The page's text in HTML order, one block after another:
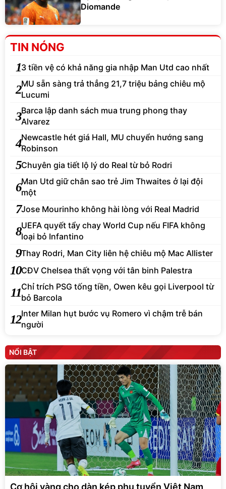
Diomande
TIN NÓNG
13 tiền vệ có khả năng gia nhập Man Utd cao nhất
2MU sẵn sàng trả thẳng 21,7 triệu bảng chiêu mộ
Lucumi
3Barca lập danh sách mua trung phong thay
Alvarez
4Newcastle hét giá Hall, MU chuyển hướng sang
Robinson
5Chuyên gia tiết lộ lý do Real từ bỏ Rodri
6Man Utd giữ chân sao trẻ Jim Thwaites ở lại đội
một
7Jose Mourinho không hài lòng với Real Madrid
8UEFA quyết tẩy chay World Cup nếu FIFA không
loại bỏ Infantino
9Thay Rodri, Man City liên hệ chiêu mộ Mac Allister
10CĐV Chelsea thất vọng với tân binh Palestra
11Chỉ trích PSG tống tiền, Owen kêu gọi Liverpool từ
bỏ Barcola
12Inter Milan hụt bước vụ Romero vì chậm trễ bán
người
NỔI BẬT